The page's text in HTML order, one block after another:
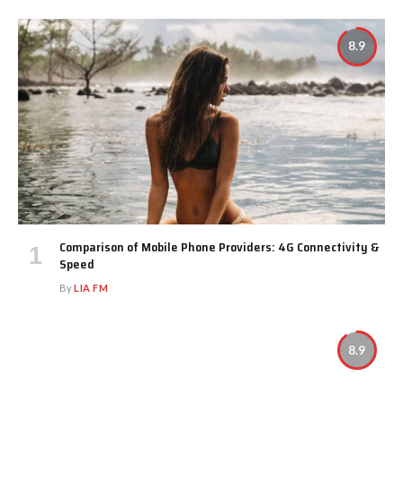
8.9
Comparison of Mobile Phone Providers: 4G Connectivity &
Speed
ByLIA FM
8.9